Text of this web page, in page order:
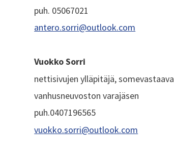
puh. 05067021
antero.sorri@outlook.com
Vuokko Sorri
nettisivujen ylläpitäjä, somevastaava
vanhusneuvoston varajäsen
puh.0407196565
vuokko.sorri@outlook.com